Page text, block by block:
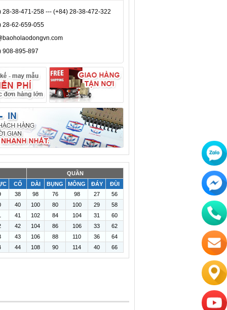
28-38-471-258 --- (+84) 28-38-472-322
28-62-659-055
908-895-897
QUẦN
CỔ DÀI BỤNG MÔNG ĐÁY
ĐÙI
38 98 76 98 27
56
40 100 80 100 29
58
41 102 84 104 31
60
42 104 86 106 33
62
43 106 88 110 36
64
44 108 90 114 40 66